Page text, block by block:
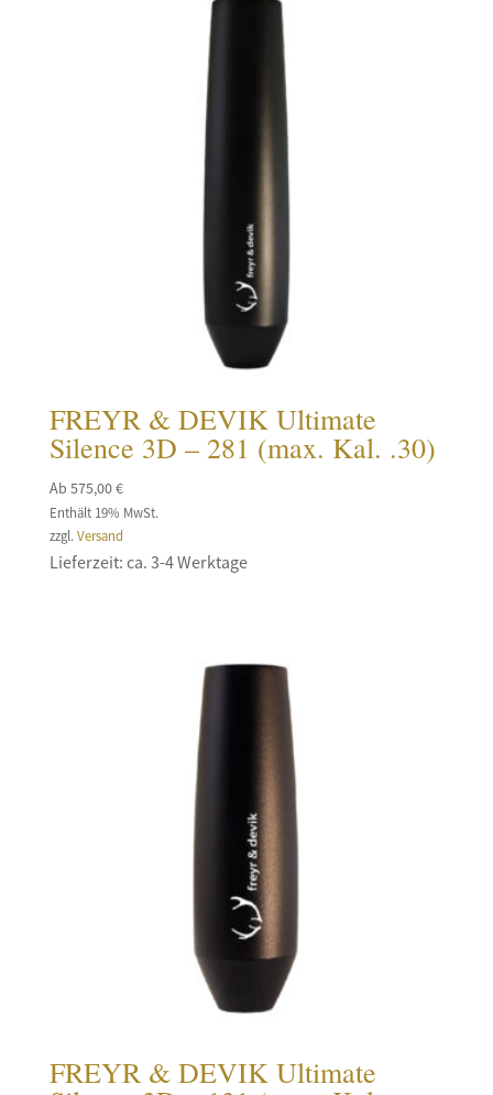
FREYR & DEVIK Ultimate
Silence 3D – 281 (max. Kal. .30)
Ab 575,00€
Enthält 19% MwSt.
zzgl. Versand
Lieferzeit: ca. 3-4 Werktage
FREYR & DEVIK Ultimate